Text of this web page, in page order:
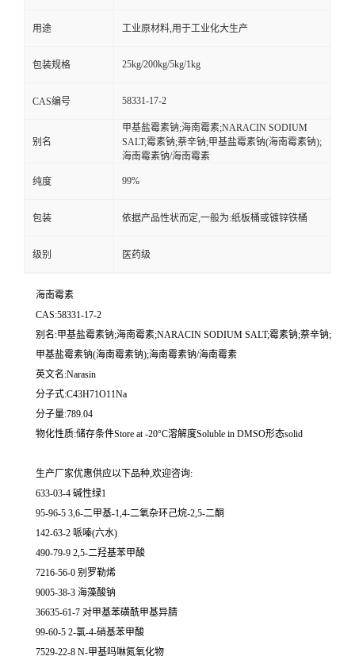
用途 工业原材料,用于工业化大生产
包装规格 25kg/200kg/5kg/1kg
CAS编号 58331-17-2
别名
甲基盐霉素钠;海南霉素;NARACIN SODIUM
SALT;霉素钠;萘辛钠;甲基盐霉素钠(海南霉素钠);
海南霉素钠/海南霉素
纯度 99%
包装 依据产品性状而定,一般为:纸板桶或镀锌铁桶
级别 医药级
海南霉素
CAS:58331-17-2
别名:甲基盐霉素钠;海南霉素;NARACIN SODIUM SALT;霉素钠;萘辛钠;
甲基盐霉素钠(海南霉素钠);海南霉素钠/海南霉素
英文名:Narasin
分子式:C43H71O11Na
分子量:789.04
物化性质:储存条件Store at -20°C溶解度Soluble in DMSO形态solid
生产厂家优惠供应以下品种,欢迎咨询:
633-03-4 碱性绿1
95-96-5 3,6-二甲基-1,4-二氧杂环己烷-2,5-二酮
142-63-2 哌嗪(六水)
490-79-9 2,5-二羟基苯甲酸
7216-56-0 别罗勒烯
9005-38-3 海藻酸钠
36635-61-7 对甲基苯磺酰甲基异腈
99-60-5 2-氯-4-硝基苯甲酸
7529-22-8 N-甲基吗啉氮氧化物